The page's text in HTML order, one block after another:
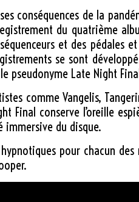
conséquences de la
du quatrième
et des pédales
se sont
pseudonyme Late Night
comme Vangelis,
Final conserve l’oreille
immersive du disque.
pour chacun des